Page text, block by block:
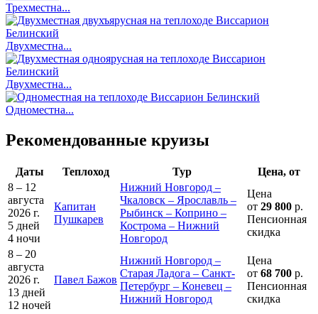
Трехместна...
Двухместна...
Двухместна...
Одноместна...
Рекомендованные круизы
Даты Теплоход Тур
Цена, от
8 – 12
августа
2026 г.
5 дней
4 ночи
Капитан
Пушкарев
Нижний Новгород –
Чкаловск – Ярославль –
Рыбинск – Коприно –
Кострома – Нижний
Новгород
Цена
от 29 800 р.
Пенсионная
скидка
8 – 20
августа
2026 г.
13 дней
12 ночей
Павел Бажов
Нижний Новгород –
Старая Ладога – Санкт-
Петербург – Коневец –
Нижний Новгород
Цена
от 68 700 р.
Пенсионная
скидка